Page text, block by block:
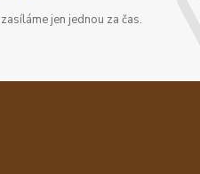
jen jednou za čas.